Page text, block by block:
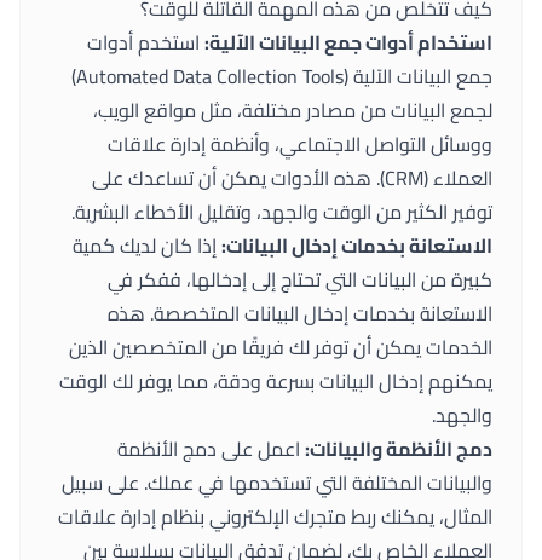
كيف تتخلص من هذه المهمة القاتلة للوقت؟
استخدام أدوات جمع البيانات الآلية:استخدم أدوات
جمع البيانات الآلية (Automated Data Collection Tools)
لجمع البيانات من مصادر مختلفة، مثل مواقع الويب،
ووسائل التواصل الاجتماعي، وأنظمة إدارة علاقات
العملاء (CRM). هذه الأدوات يمكن أن تساعدك على
توفير الكثير من الوقت والجهد، وتقليل الأخطاء البشرية.
الاستعانة بخدمات إدخال البيانات:إذا كان لديك كمية
كبيرة من البيانات التي تحتاج إلى إدخالها، ففكر في
الاستعانة بخدمات إدخال البيانات المتخصصة. هذه
الخدمات يمكن أن توفر لك فريقًا من المتخصصين الذين
يمكنهم إدخال البيانات بسرعة ودقة، مما يوفر لك الوقت
والجهد.
دمج الأنظمة والبيانات:اعمل على دمج الأنظمة
والبيانات المختلفة التي تستخدمها في عملك. على سبيل
المثال، يمكنك ربط متجرك الإلكتروني بنظام إدارة علاقات
العملاء الخاص بك، لضمان تدفق البيانات بسلاسة بين